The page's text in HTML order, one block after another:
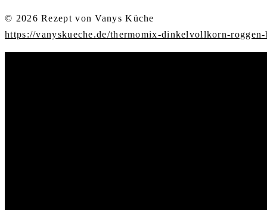
© 2026 Rezept von Vanys Küche
https://vanyskueche.de/thermomix-dinkelvollkorn-